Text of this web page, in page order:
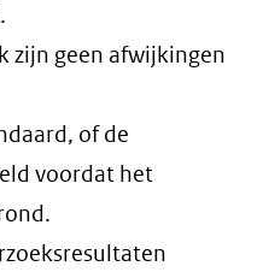
zijn geen afwijkingen
of de
voordat het